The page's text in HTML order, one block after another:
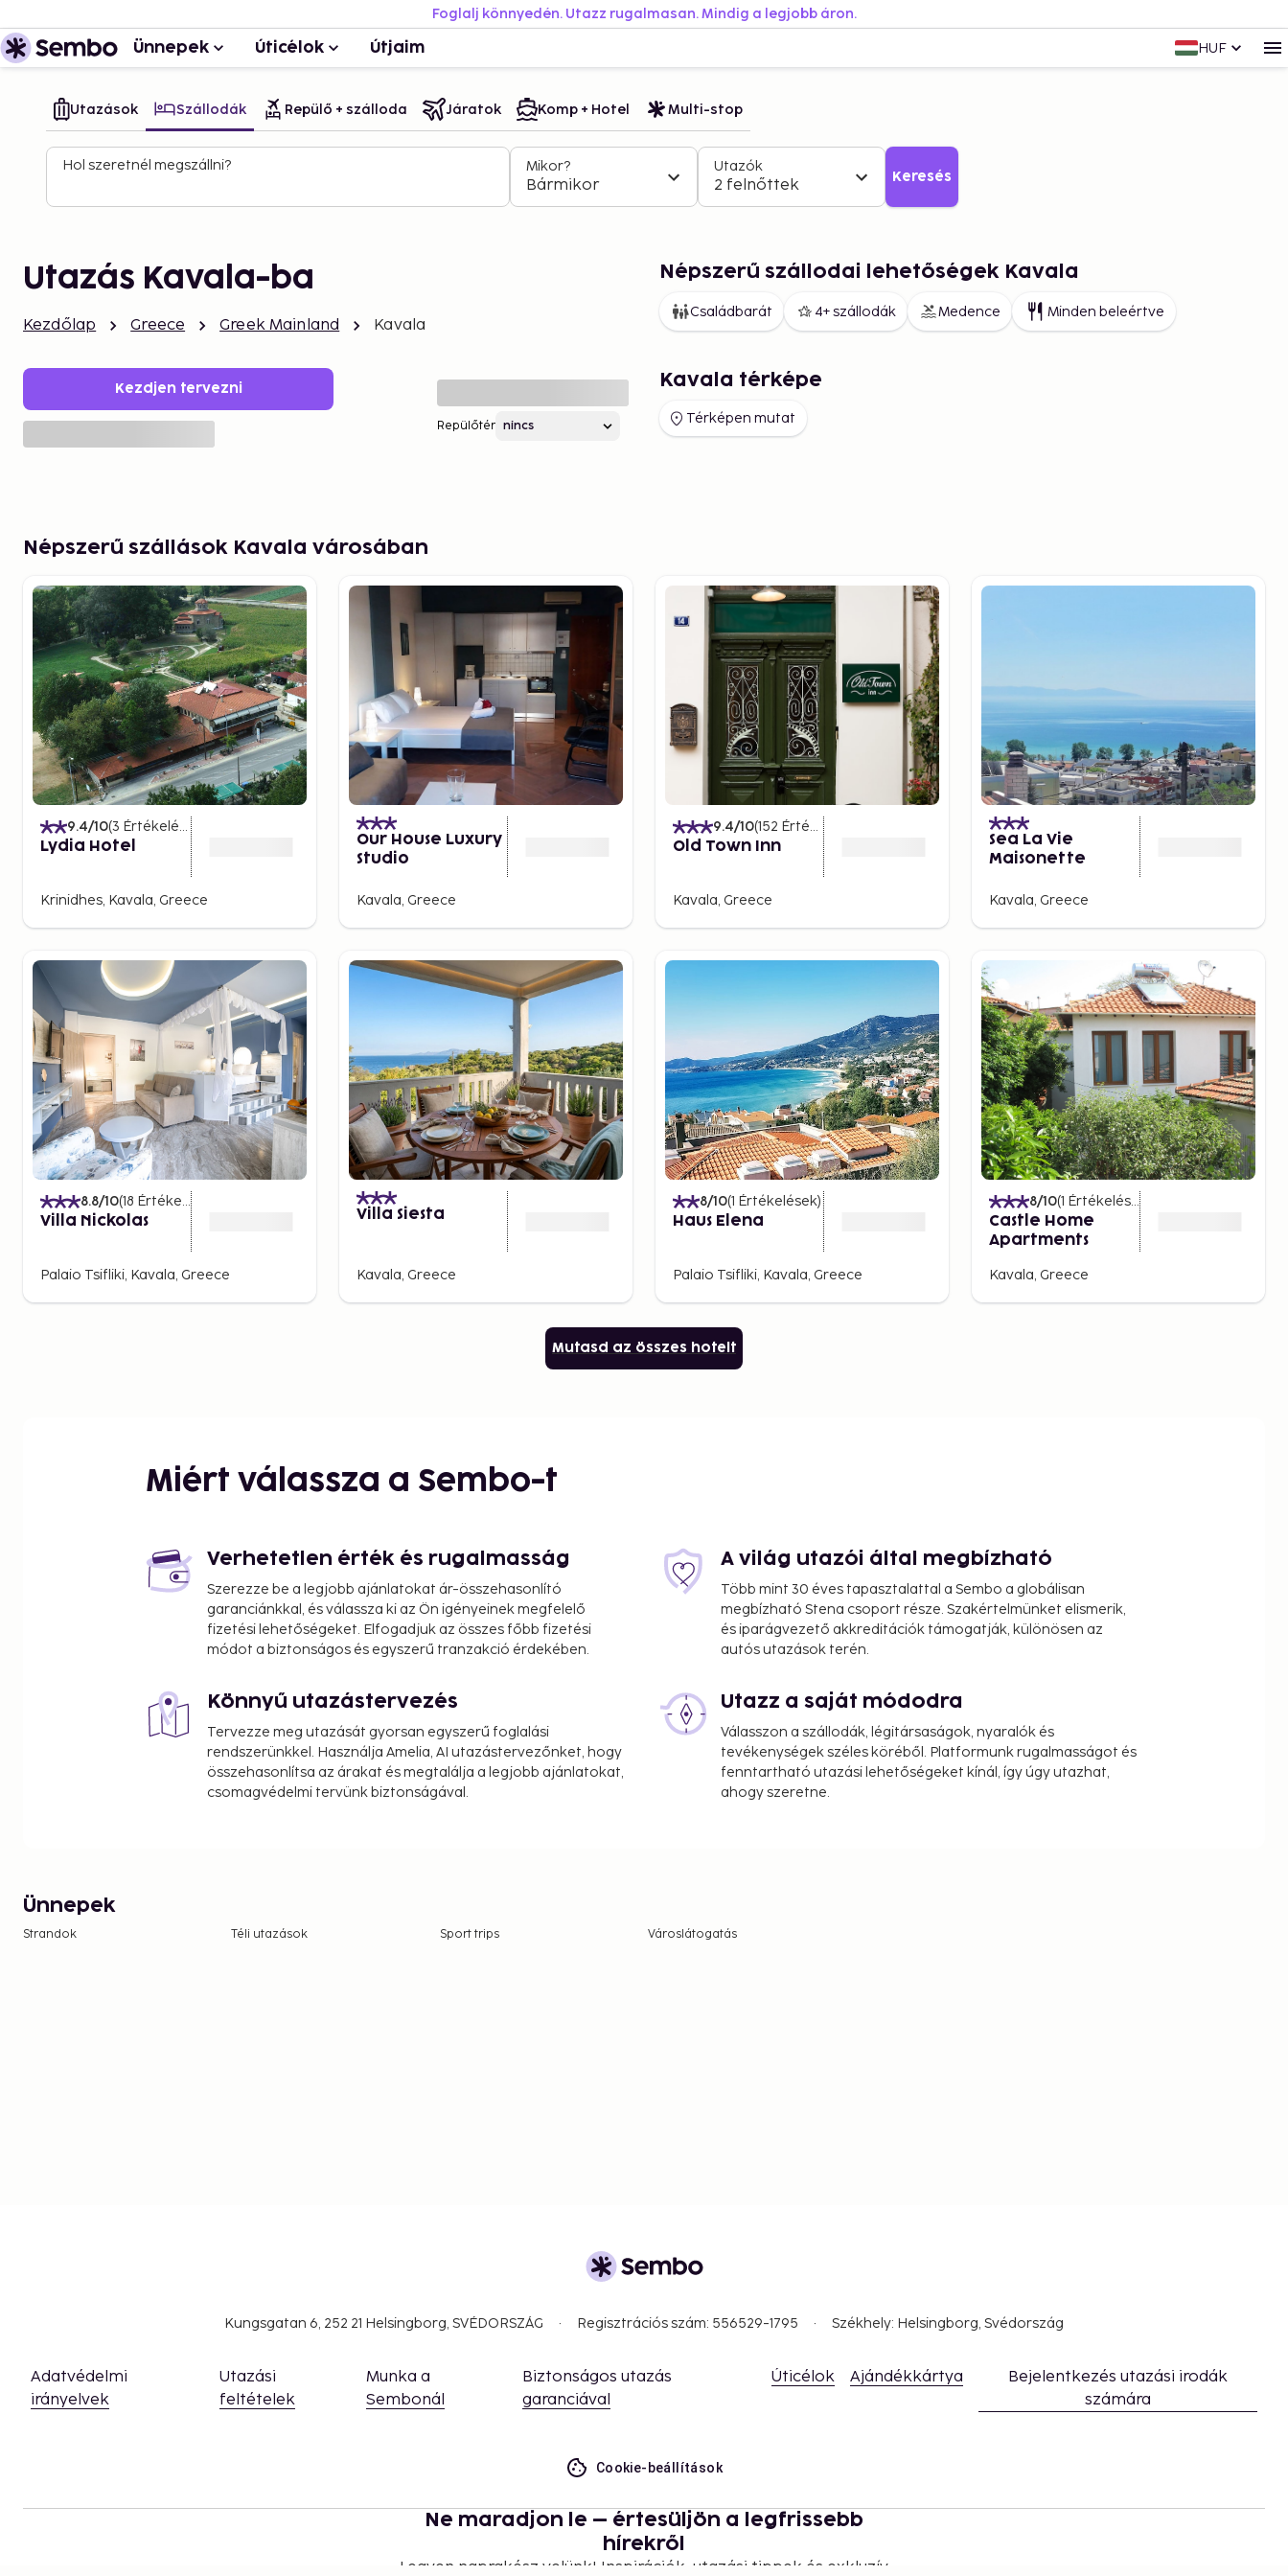
Foglalj könnyedén. Utazz rugalmasan. Mindig a legjobb áron.
Ünnepek Úticélok Útjaim HUF
Utazások Szállodák Repülő + szálloda Járatok Komp + Hotel Multi-stop
Hol szeretnél megszállni? Mikor?
Bármikor
Utazók
2 felnőttek Keresés
Utazás Kavala-ba
Kezdőlap Greece Greek Mainland Kavala
Kezdjen tervezni
Repülőtér
Népszerű szállodai lehetőségek Kavala
Családbarát 4+ szállodák Medence Minden beleértve
Kavala térképe
Térképen mutat
Népszerű szállások Kavala városában
9.4/10(3 Értékelések
Lydia Hotel
Krinidhes, Kavala, Greece
Our House Luxury
Studio
Kavala, Greece
9.4/10(152 Értékelések
Old Town Inn
Kavala, Greece
Sea La Vie
Maisonette
Kavala, Greece
8.8/10(18 Értékelések
Villa Nickolas
Palaio Tsifliki, Kavala, Greece
Villa Siesta
Kavala, Greece
8/10(1 Értékelések)
Haus Elena
Palaio Tsifliki, Kavala, Greece
8/10(1 Értékelések
Castle Home
Apartments
Kavala, Greece
Mutasd az összes hotelt
Miért válassza a Sembo-t
Verhetetlen érték és rugalmasság
Szerezze be a legjobb ajánlatokat ár-összehasonlító
garanciánkkal, és válassza ki az Ön igényeinek megfelelő
fizetési lehetőségeket. Elfogadjuk az összes főbb fizetési
módot a biztonságos és egyszerű tranzakció érdekében.
A világ utazói által megbízható
Több mint 30 éves tapasztalattal a Sembo a globálisan
megbízható Stena csoport része. Szakértelmünket elismerik,
és iparágvezető akkreditációk támogatják, különösen az
autós utazások terén.
Könnyű utazástervezés
Tervezze meg utazását gyorsan egyszerű foglalási
rendszerünkkel. Használja Amelia, AI utazástervezőnket, hogy
összehasonlítsa az árakat és megtalálja a legjobb ajánlatokat,
csomagvédelmi tervünk biztonságával.
Utazz a saját módodra
Válasszon a szállodák, légitársaságok, nyaralók és
tevékenységek széles köréből. Platformunk rugalmasságot és
fenntartható utazási lehetőségeket kínál, így úgy utazhat,
ahogy szeretne.
Ünnepek
Strandok Téli utazások Sport trips Városlátogatás
Kungsgatan 6, 252 21 Helsingborg, SVÉDORSZÁG Regisztrációs szám: 556529-1795 Székhely: Helsingborg, Svédország
Adatvédelmi
irányelvek
Utazási
feltételek
Munka a
Sembonál
Biztonságos utazás
garanciával
Úticélok Ajándékkártya
Bejelentkezés utazási irodák
számára
Cookie-beállítások
Ne maradjon le – értesüljön a legfrissebb
hírekről
Legyen naprakész velünk! Inspirációk, utazási tippek és exkluzív